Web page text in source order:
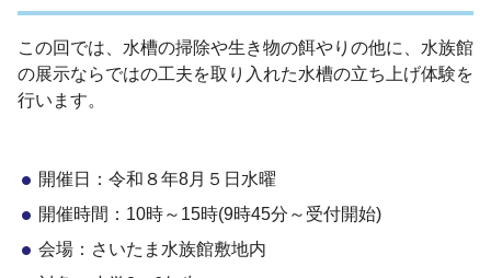
この回では、水槽の掃除や生き物の餌やりの他に、水族館
の展示ならではの工夫を取り入れた水槽の立ち上げ体験を
行います。
開催日：令和８年8月５日水曜
開催時間：10時～15時(9時45分～受付開始)
会場：さいたま水族館敷地内